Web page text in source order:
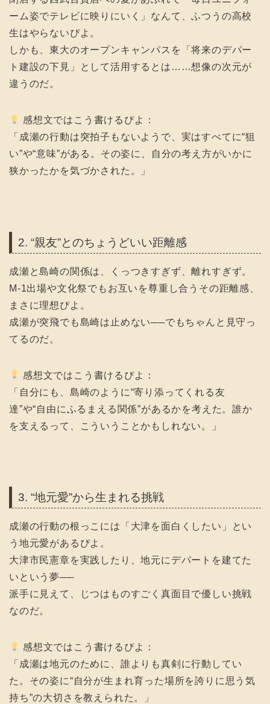
ーム姿でテレビに映りにいく」なんて、ふつうの高校
生はやらないぴよ。
しかも、東大のオープンキャンパスを「将来のデパー
ト建設の下見」として活用するとは……想像の次元が
違うのだ。
感想文ではこう書けるぴよ：
「成瀬の行動は突拍子もないようで、実はすべてに“狙
い”や“意味”がある。その姿に、自分の考え方がいかに
狭かったかを気づかされた。」
2. “親友”とのちょうどいい距離感
成瀬と島崎の関係は、くっつきすぎず、離れすぎず。
M-1出場や文化祭でもお互いを尊重し合うその距離感、
まさに理想ぴよ。
成瀬が突飛でも島崎は止めない──でもちゃんと見守っ
てるのだ。
感想文ではこう書けるぴよ：
「自分にも、島崎のように“寄り添ってくれる友
達”や“自由にふるまえる関係”があるかを考えた。誰か
を支えるって、こういうことかもしれない。」
3. “地元愛”から生まれる挑戦
成瀬の行動の根っこには「大津を面白くしたい」とい
う地元愛があるぴよ。
大津市民憲章を実践したり、地元にデパートを建てた
いという夢──
派手に見えて、じつはものすごく真面目で優しい挑戦
なのだ。
感想文ではこう書けるぴよ：
「成瀬は地元のために、誰よりも真剣に行動してい
た。その姿に“自分が生まれ育った場所を誇りに思う気
持ち”の大切さを教えられた。」